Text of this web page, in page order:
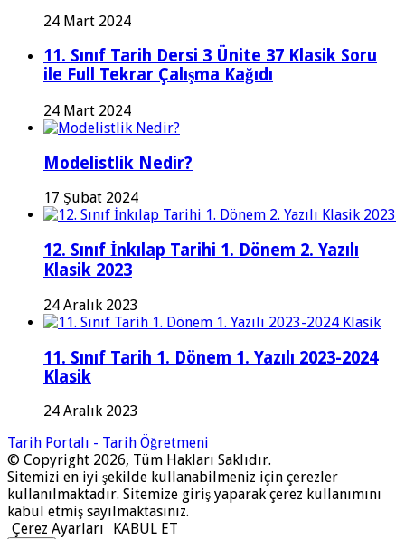
24 Mart 2024
11. Sınıf Tarih Dersi 3 Ünite 37 Klasik Soru
ile Full Tekrar Çalışma Kağıdı
24 Mart 2024
Modelistlik Nedir?
17 Şubat 2024
12. Sınıf İnkılap Tarihi 1. Dönem 2. Yazılı
Klasik 2023
24 Aralık 2023
11. Sınıf Tarih 1. Dönem 1. Yazılı 2023-2024
Klasik
24 Aralık 2023
Tarih Portalı - Tarih Öğretmeni
© Copyright 2026, Tüm Hakları Saklıdır.
Sitemizi en iyi şekilde kullanabilmeniz için çerezler
kullanılmaktadır. Sitemize giriş yaparak çerez kullanımını
kabul etmiş sayılmaktasınız.
Çerez Ayarları
KABUL ET